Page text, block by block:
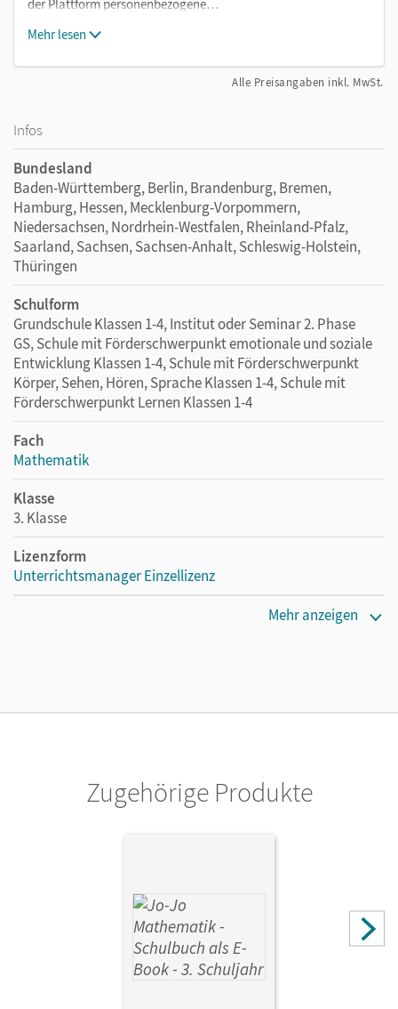
der Plattform personenbezogene…
Mehr lesen
Alle Preisangaben inkl. MwSt.
Infos
Bundesland
Baden-Württemberg, Berlin, Brandenburg, Bremen,
Hamburg, Hessen, Mecklenburg-Vorpommern,
Niedersachsen, Nordrhein-Westfalen, Rheinland-Pfalz,
Saarland, Sachsen, Sachsen-Anhalt, Schleswig-Holstein,
Thüringen
Schulform
Grundschule Klassen 1-4, Institut oder Seminar 2. Phase
GS, Schule mit Förderschwerpunkt emotionale und soziale
Entwicklung Klassen 1-4, Schule mit Förderschwerpunkt
Körper, Sehen, Hören, Sprache Klassen 1-4, Schule mit
Förderschwerpunkt Lernen Klassen 1-4
Fach
Mathematik
Klasse
3. Klasse
Lizenzform
Unterrichtsmanager Einzellizenz
Unterrichtsmanagers solange das Lehrwerk erhältlich ist.
Mehr anzeigen
Zugehörige Produkte